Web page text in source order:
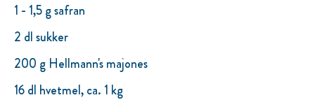
1 - 1,5 g safran
2 dl sukker
200 g Hellmann's majones
16 dl hvetmel, ca. 1 kg